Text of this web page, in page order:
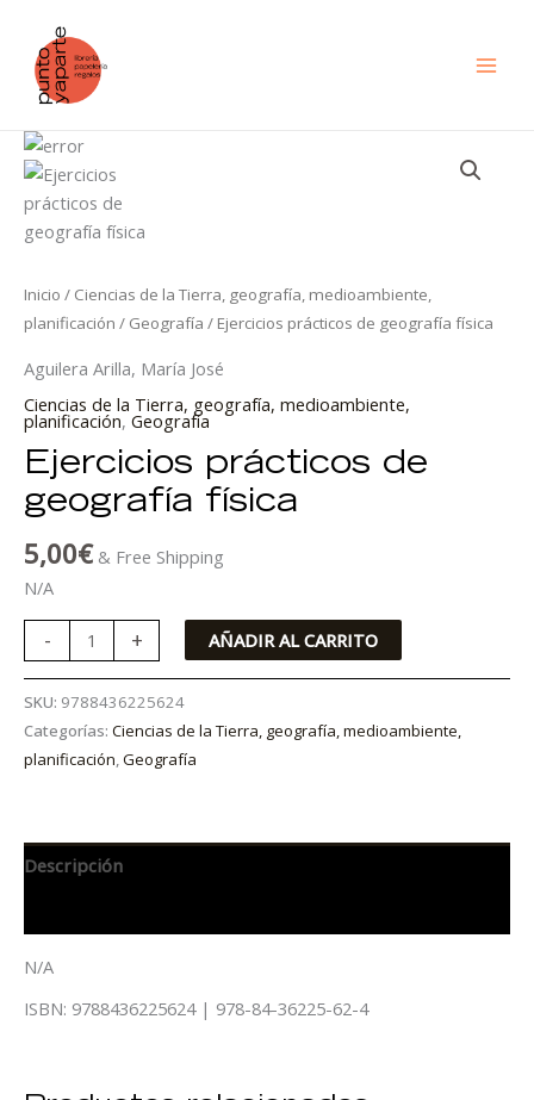
contenido
Inicio / Ciencias de la Tierra, geografía, medioambiente,
planificación / Geografía / Ejercicios prácticos de geografía física
Aguilera Arilla, María José
Ciencias de la Tierra, geografía, medioambiente,
planificación, Geografía
Ejercicios prácticos de
geografía física
5,00€ & Free Shipping
N/A
-
Ejercicios
prácticos
de
geografía
cantidad
+ AÑADIR AL CARRITO
SKU: 9788436225624
Categorías: Ciencias de la Tierra, geografía, medioambiente,
planificación,Geografía
Descripción
N/A
ISBN: 9788436225624 | 978-84-36225-62-4